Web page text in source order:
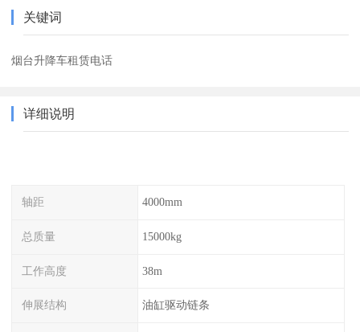
关键词
烟台升降车租赁电话
详细说明
轴距 4000mm
总质量 15000kg
工作高度 38m
伸展结构 油缸驱动链条